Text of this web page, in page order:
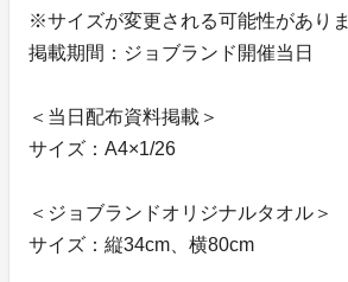
※サイズが変更される可能性があり
掲載期間：ジョブランド開催当日
＜当日配布資料掲載＞
サイズ：A4×1/26
＜ジョブランドオリジナルタオル＞
サイズ：縦34cm、横80cm